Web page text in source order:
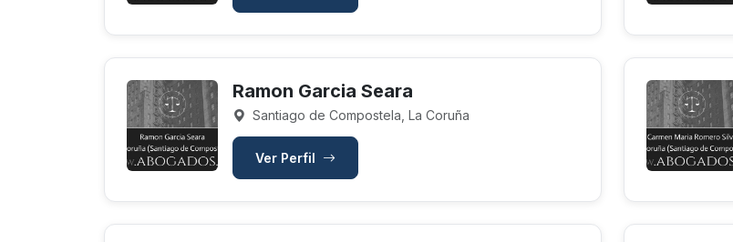
Ramon Garcia Seara
Santiago de Compostela, La Coruña
Ver Perfil